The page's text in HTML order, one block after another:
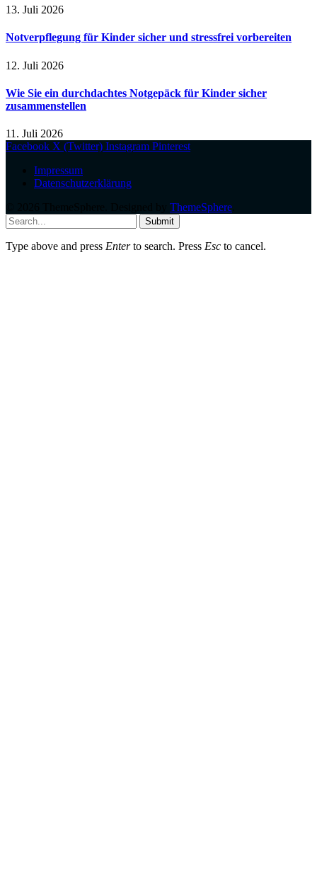
13. Juli 2026
Notverpflegung für Kinder sicher und stressfrei vorbereiten
12. Juli 2026
Wie Sie ein durchdachtes Notgepäck für Kinder sicher
zusammenstellen
11. Juli 2026
Facebook X (Twitter) Instagram Pinterest
Impressum
Datenschutzerklärung
ThemeSphere
Submit
Type above and press Enterto search. Press Esc to cancel.